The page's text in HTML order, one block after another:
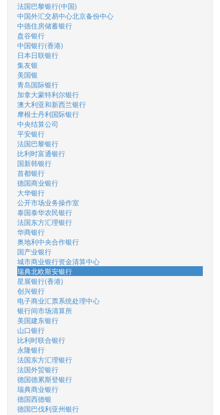
法国巴黎银行(中国)
中国外汇交易中心北京备份中心
中德住房储蓄银行
盘谷银行
中国银行(香港)
日本日联银行
集友银
美国银
青岛国际银行
加拿大蒙特利尔银行
澳大利亚和新西兰银行
摩根士丹利国际银行
中央结算公司
平安银行
法国巴黎银行
比利时富通银行
国新韩银行
首都银行
德国商业银行
大华银行
公开市场业务操作室
泰国泰华农民银行
法国东方汇理银行
华商银行
奥地利中央合作银行
国产业银行
城市商业银行资金清算中心
瑞典北欧斯安银行
星展银行(香港)
创兴银行
电子商业汇票系统处理中心
银行间市场清算所
美国建东银行
山口银行
比利时联合银行
永隆银行
法国东方汇理银行
法国外贸银行
德国德累斯登银行
瑞典商业银行
德国西德银
德国巴伐利亚州银行